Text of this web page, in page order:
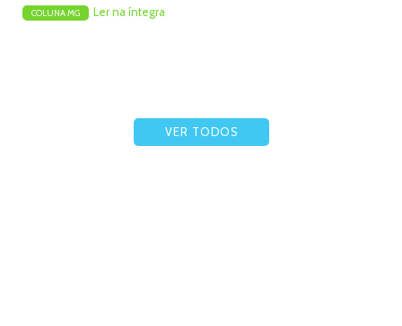
COLUNA MG Ler na íntegra
VER TODOS